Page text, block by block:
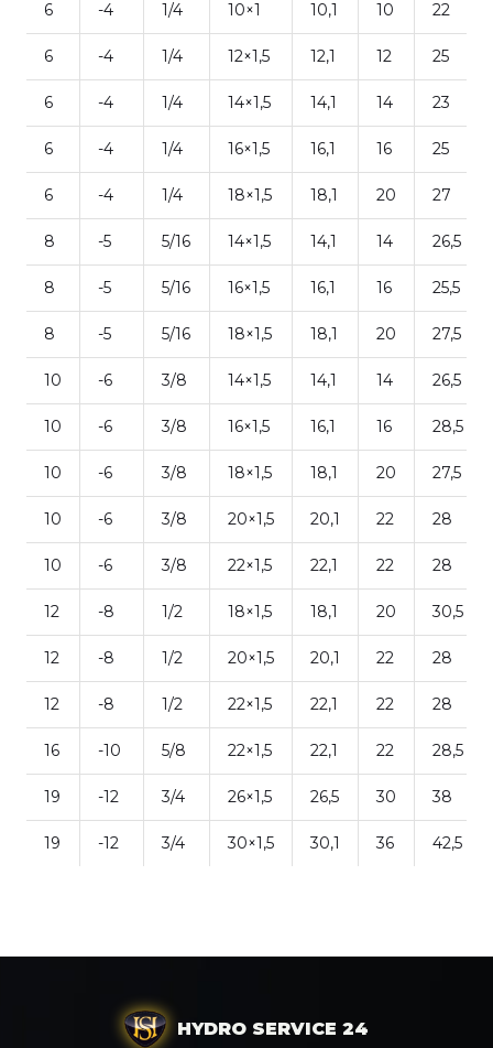
6 -4 1/4 10×1 10,1 10 22
6 -4 1/4 12×1,5 12,1 12 25
6 -4 1/4 14×1,5 14,1 14 23
6 -4 1/4 16×1,5 16,1 16 25
6 -4 1/4 18×1,5 18,1 20 27
8 -5 5/16 14×1,5 14,1 14 26,5
8 -5 5/16 16×1,5 16,1 16 25,5
8 -5 5/16 18×1,5 18,1 20 27,5
10 -6 3/8 14×1,5 14,1 14 26,5
10 -6 3/8 16×1,5 16,1 16 28,5
10 -6 3/8 18×1,5 18,1 20 27,5
10 -6 3/8 20×1,5 20,1 22 28
10 -6 3/8 22×1,5 22,1 22 28
12 -8 1/2 18×1,5 18,1 20 30,5
12 -8 1/2 20×1,5 20,1 22 28
12 -8 1/2 22×1,5 22,1 22 28
16 -10 5/8 22×1,5 22,1 22 28,5
19 -12 3/4 26×1,5 26,5 30 38
19 -12 3/4 30×1,5 30,1 36 42,5
HYDRO SERVICE 24